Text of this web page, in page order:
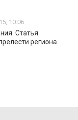
10:06
Статья
региона